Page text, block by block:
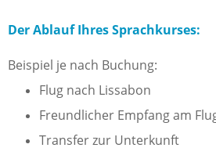
Der Ablauf Ihres Sprachkurses:
Beispiel je nach Buchung:
Flug nach Lissabon
Freundlicher Empfang am
Transfer zur Unterkunft